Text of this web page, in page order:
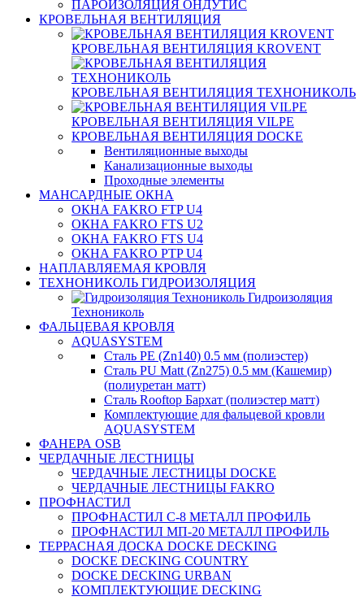
ПАРОИЗОЛЯЦИЯ ОНДУТИС
КРОВЕЛЬНАЯ ВЕНТИЛЯЦИЯ
КРОВЕЛЬНАЯ ВЕНТИЛЯЦИЯ KROVENT
КРОВЕЛЬНАЯ ВЕНТИЛЯЦИЯ ТЕХНОНИКОЛЬ
КРОВЕЛЬНАЯ ВЕНТИЛЯЦИЯ VILPE
КРОВЕЛЬНАЯ ВЕНТИЛЯЦИЯ DOCKE
Вентиляционные выходы
Канализационные выходы
Проходные элементы
МАНСАРДНЫЕ ОКНА
ОКНА FAKRO FTP U4
ОКНА FAKRO FTS U2
ОКНА FAKRO FTS U4
ОКНА FAKRO PTP U4
НАПЛАВЛЯЕМАЯ КРОВЛЯ
ТЕХНОНИКОЛЬ ГИДРОИЗОЛЯЦИЯ
Гидроизоляция
Технониколь
ФАЛЬЦЕВАЯ КРОВЛЯ
AQUASYSTEM
Сталь PE (Zn140) 0.5 мм (полиэстер)
Сталь PU Matt (Zn275) 0.5 мм (Кашемир)
(полиуретан матт)
Сталь Rooftop Бархат (полиэстер матт)
Комплектующие для фальцевой кровли
AQUASYSTEM
ФАНЕРА OSB
ЧЕРДАЧНЫЕ ЛЕСТНИЦЫ
ЧЕРДАЧНЫЕ ЛЕСТНИЦЫ DOCKE
ЧЕРДАЧНЫЕ ЛЕСТНИЦЫ FAKRO
ПРОФНАСТИЛ
ПРОФНАСТИЛ C-8 МЕТАЛЛ ПРОФИЛЬ
ПРОФНАСТИЛ МП-20 МЕТАЛЛ ПРОФИЛЬ
ТЕРРАСНАЯ ДОСКА DOCKE DECKING
DOCKE DECKING COUNTRY
DOCKE DECKING URBAN
КОМПЛЕКТУЮЩИЕ DECKING